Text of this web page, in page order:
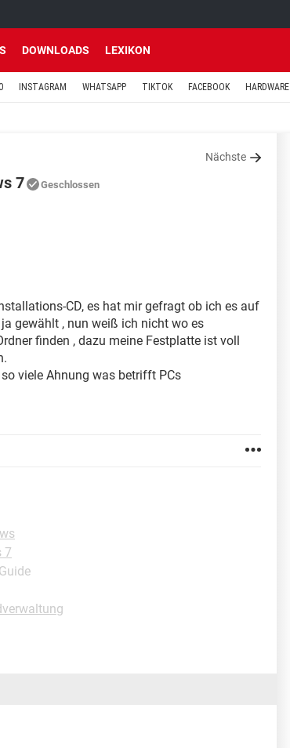
DOWNLOADS LEXIKON
INSTAGRAM WHATSAPP TIKTOK FACEBOOK HARDWARE
Nächste
7 Geschlossen
CD, es hat mir gefragt ob ich es auf
gewählt , nun weiß ich nicht wo es
finden , dazu meine Festplatte ist voll
viele Ahnung was betrifft PCs
7